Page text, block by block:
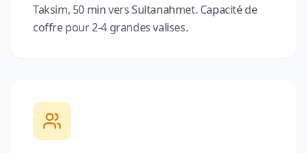
Taksim, 50 min vers Sultanahmet. Capacité de
coffre pour 2-4 grandes valises.